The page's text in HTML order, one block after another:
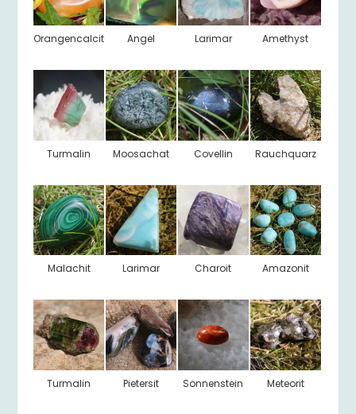
Orangencalcit Angel Larimar Amethyst
Turmalin Moosachat Covellin Rauchquarz
Malachit Larimar Charoit Amazonit
Turmalin Pietersit Sonnenstein Meteorit